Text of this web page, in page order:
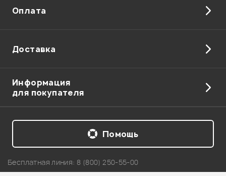
Оплата
Доставка
Информация
для покупателя
Бесплатная линия: 8 (800) 250-55-00
Помощь